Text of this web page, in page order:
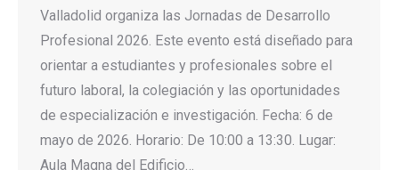
Valladolid organiza las Jornadas de Desarrollo
Profesional 2026. Este evento está diseñado para
orientar a estudiantes y profesionales sobre el
futuro laboral, la colegiación y las oportunidades
de especialización e investigación. Fecha: 6 de
mayo de 2026. Horario: De 10:00 a 13:30. Lugar:
Aula Magna del Edificio…